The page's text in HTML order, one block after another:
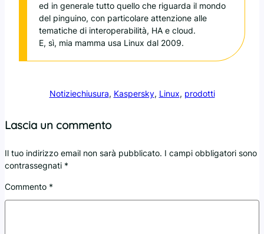
ed in generale tutto quello che riguarda il mondo
del pinguino, con particolare attenzione alle
tematiche di interoperabilità, HA e cloud.
E, sì, mia mamma usa Linux dal 2009.
Notiziechiusura, Kaspersky, Linux, prodotti
Lascia un commento
Il tuo indirizzo email non sarà pubblicato. I campi obbligatori sono
contrassegnati *
Commento *